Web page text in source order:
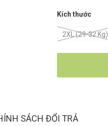
Kích thước
2XL (29-32 Kg)
SÁCH ĐỔI TRẢ